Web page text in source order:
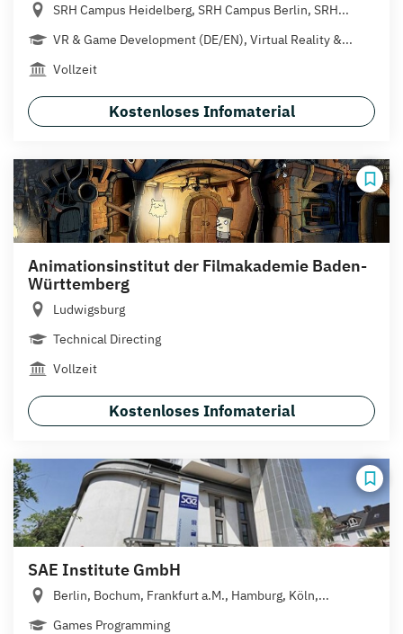
SRH Campus Heidelberg, SRH Campus Berlin, SRH...
VR & Game Development (DE/EN), Virtual Reality &...
Vollzeit
Kostenloses Infomaterial
Animationsinstitut der Filmakademie Baden-
Württemberg
Ludwigsburg
Technical Directing
Vollzeit
Kostenloses Infomaterial
SAE Institute GmbH
Berlin, Bochum, Frankfurt a.M., Hamburg, Köln,...
Games Programming